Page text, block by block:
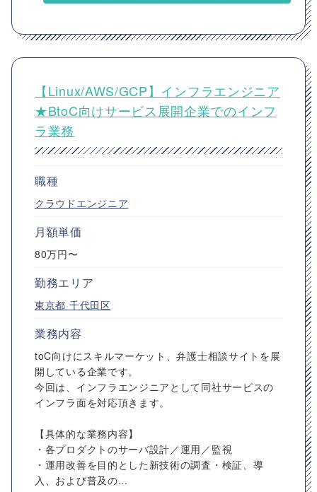
【Linux/AWS/GCP】インフラエンジニア
★BtoC向けサービス展開企業でのインフ
ラ業務
職種
クラウドエンジニア
月額単価
80万円〜
勤務エリア
東京都 千代田区
業務内容
toC向けにスキルマーケット、弁護士相談サイトを展
開している企業です。
今回は、インフラエンジニアとして同社サービスの
インフラ面を対応頂きます。
【具体的な業務内容】
・各プロダクトのサーバ設計／運用／監視
・運用改善を目的とした新技術の調査・検証、導
入、および普及の...